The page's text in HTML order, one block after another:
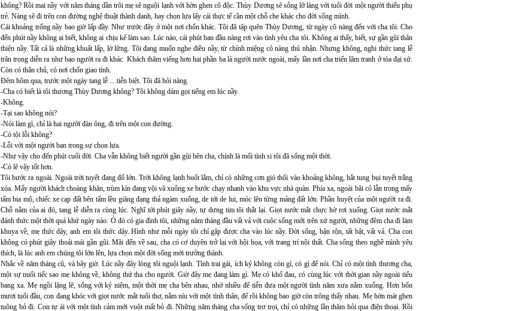
không? Rồi mai nầy với năm tháng dần trôi mẹ sẽ nguội lạnh với hờn ghen cô độc. Thùy Dương sẽ sống lỡ làng với tuổi đời một người thiếu phụ
trẻ. Nàng sẽ đi trên con đường nghệ thuật thành danh, hay chọn lựa lấy cái thực tế cần một chỗ che khác cho đời sống mình.
Cái khoảng trống nầy bao giờ lấp đầy. Như trước đây ở một nơi chốn khác. Tôi đã tập quên Thùy Dương, từ ngày cô nàng đến với cha tôi. Cho
đến phút nầy không ai biết, không ai chịu kể làm sao. Lúc nào, cái phút ban đầu nàng rơi vào tình yêu cha tôi. Không ai thấy, biết, sự gần gũi thân
thiện nầy. Tất cả là những khuất lấp, lờ lững. Tôi đang muốn nghe điều nầy, từ chính miệng cô nàng thú nhận. Nhưng không, nghi thức tang lễ
trân trọng diễn ra như bao người ra đi khác. Khách thăm viếng hơn hai phần ba là người nước ngoài, mấy lần nơi cha triển lãm tranh ở tòa đại sứ.
Còn có thân chủ, có nơi chốn giao tình.
Đêm hôm qua, trước một ngày tang lễ …tiễn biệt. Tôi đã hỏi nàng.
-Cha có biết là tôi thương Thùy Dương không? Tôi không dám gọi tiếng em lúc nầy.
-Không.
-Tại sao không nói?
-Nói làm gì, chỉ là hai người đàn ông, đi trên một con đường.
-Có tội lỗi không?
-Lỗi với một người bạn trong sự chọn lựa.
-Như vậy cho đến phút cuối đời. Cha vẫn không biết người gần gũi bên cha, chính là mối tình si tôi đã sống một thời.
-Có lẽ vậy tốt hơn.
Tôi bước ra ngoài. Ngoài trời tuyết đang đổ lớn. Trời không lạnh buốt lắm, chỉ có những cơn gió thổi vào khoảng không, hắt tung bụi tuyết trắng
xóa. Mấy người khách choàng khăn, trùm kín đang vội vã xuống xe bước chạy nhanh vào khu vực nhà quàn. Phía xa, ngoài bãi cỏ lẫn trong mấy
tấm bia mộ, chiếc xe cạp đất bên tấm lều giăng đang thả ngàm xuống, de tới de lui, móc lên từng mảng đất lớn. Phần huyệt của một người ra đi.
Chỗ nằm của ai đó, tang lễ diễn ra cùng lúc. Nghĩ tới phút giây nầy, tự dưng tim tôi thắt lại. Giọt nước mắt chực hờ rơi xuống. Giọt nước mắt
đánh thức một thời quá khứ ngày nào. Ỏ đó có gia đình tôi, những năm tháng đầu vất vả với cuộc sống mới trên xứ người, những đêm cha đi làm
khuya về, mẹ thức dậy, anh em tôi thức dậy. Hình như mỗi ngày tôi chỉ gặp được cha vào lúc nầy. Đời sống, bận rộn, tất bật, vất vả. Cha con
không có phút giây thoải mái gần gũi. Mãi đến về sau, cha có cơ duyên trở lại với hội họa, với trang trí nội thất. Cha sống theo nghề mình yêu
thích, là lúc anh em chúng tôi lớn lên, lựa chọn một đời sống mới trưởng thành.
Nhắc về năm tháng cũ, và bây giờ. Lúc nầy đây lòng tôi nguội lạnh. Tình trai gái, ích kỷ không còn gì, có gì để nói. Chỉ có một tình thương cha,
một sự nuối tiếc sao mẹ không về, không thứ tha cho người. Giờ đây mẹ đang làm gì. Mẹ có khổ đau, có cùng lúc với thời gian nầy ngoài tiểu
bang xa. Mẹ ngồi lặng lẽ, sống với kỷ niệm, một thời mẹ cha bên nhau, nhớ nhiều để tiễn đưa một người tình năm xưa nằm xuống. Hơn bốn
mươi tuổi đầu, con đang khóc với giọt nước mắt tuổi thơ, nắm níu với một tình thân, để rồi không bao giờ còn trông thấy nhau. Mẹ hờn mát ghen
tuông bỏ đi. Con tự ái với một tình cảm mới vuột mất bỏ đi. Những năm tháng cha sống trơ trọi, chỉ có những lần thăm hỏi qua điện thoại. Rồi